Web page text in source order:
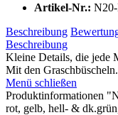
Artikel-Nr.:
Beschreibung
Beschreibung
Kleine Details, die jede
Mit den
Menü schließen
Produktinformationen
rot, gelb, hell- &